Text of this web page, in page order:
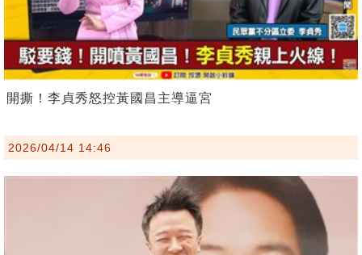
開撕！李貞秀怒控黃國昌主導逼宮
2026/04/14 14:46